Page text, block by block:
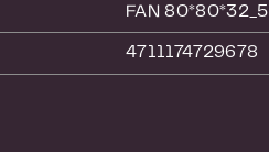
FAN 80*80*32_5
4711174729678